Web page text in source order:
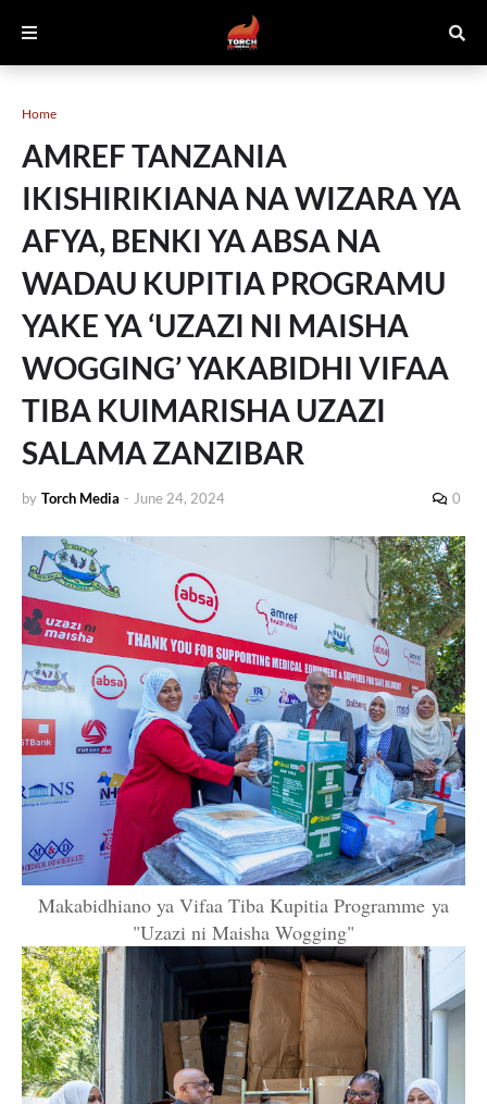
Home
AMREF TANZANIA
IKISHIRIKIANA NA WIZARA YA
AFYA, BENKI YA ABSA NA
WADAU KUPITIA PROGRAMU
YAKE YA ‘UZAZI NI MAISHA
WOGGING’ YAKABIDHI VIFAA
TIBA KUIMARISHA UZAZI
SALAMA ZANZIBAR
by Torch Media - June 24, 2024 0
Makabidhiano ya Vifaa Tiba Kupitia Programme ya
"Uzazi ni Maisha Wogging"